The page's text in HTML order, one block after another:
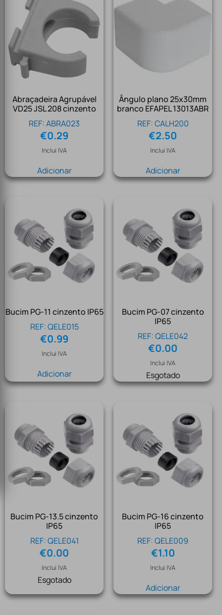
Abraçadeira Agrupável
VD25 JSL 208 cinzento
REF: ABRA023
€0.29
Inclui IVA
Adicionar
Ângulo plano 25x30mm
branco EFAPEL 13013ABR
REF: CALH200
€2.50
Inclui IVA
Adicionar
Bucim PG-11 cinzento IP65
REF: QELE015
€0.99
Inclui IVA
Adicionar
Bucim PG-07 cinzento
IP65
REF: QELE042
€0.00
Inclui IVA
Esgotado
Bucim PG-13.5 cinzento
IP65
REF: QELE041
€0.00
Inclui IVA
Esgotado
Bucim PG-16 cinzento
IP65
REF: QELE009
€1.10
Inclui IVA
Adicionar